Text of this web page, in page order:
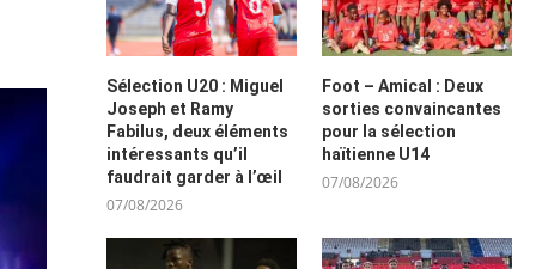
Sélection U20 : Miguel
Joseph et Ramy
Fabilus, deux éléments
intéressants qu’il
faudrait garder à l’œil
07/08/2026
Foot – Amical : Deux
sorties convaincantes
pour la sélection
haïtienne U14
07/08/2026